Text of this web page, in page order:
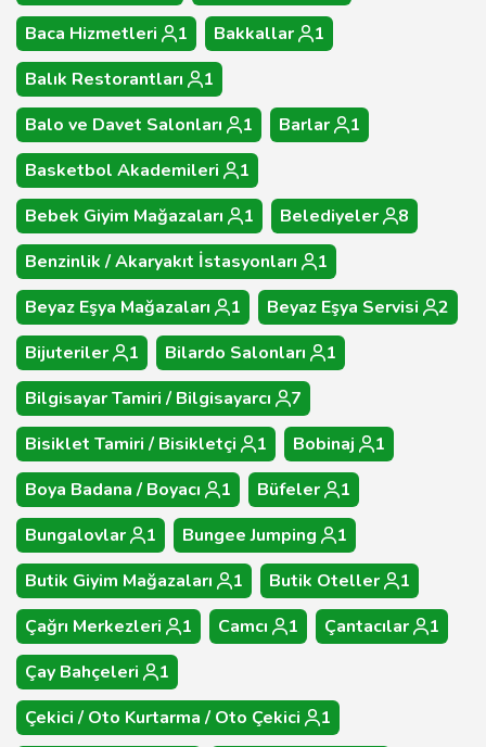
Baca Hizmetleri 1 Bakkallar
1
Balık Restorantları
1
Balo ve Davet Salonları
1 Barlar
1
Basketbol Akademileri
1
Bebek Giyim Mağazaları
1 Belediyeler
8
Benzinlik / Akaryakıt İstasyonları
1
Beyaz Eşya Mağazaları
1 Beyaz Eşya Servisi
2
Bijuteriler
1 Bilardo Salonları
1
Bilgisayar Tamiri / Bilgisayarcı
7
Bisiklet Tamiri / Bisikletçi
1 Bobinaj
1
Boya Badana / Boyacı
1 Büfeler
1
Bungalovlar
1 Bungee Jumping
1
Butik Giyim Mağazaları
1 Butik Oteller
1
Çağrı Merkezleri
1 Camcı 1 Çantacılar
1
Çay Bahçeleri
1
Çekici / Oto Kurtarma / Oto Çekici
1